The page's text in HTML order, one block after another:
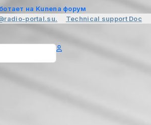
на Kunena форум
portal.su. Technical support Doc